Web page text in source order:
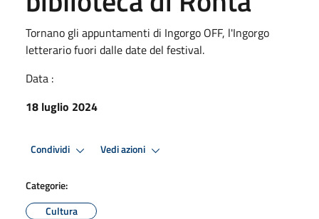
Tornano gli appuntamenti di Ingorgo OFF, l'Ingorgo
letterario fuori dalle date del festival.
Data :
18 luglio 2024
Condividi Vedi azioni
Categorie:
Cultura